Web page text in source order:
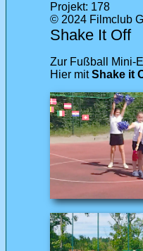
Projekt: 178
© 2024 Filmclub
Shake It Off
Zur Fußball Mini-
Hier mitShake it